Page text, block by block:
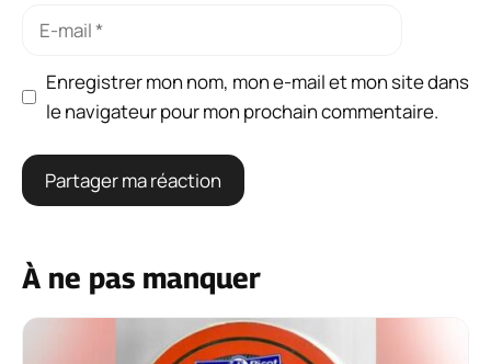
Enregistrer mon nom, mon e-mail et mon site dans
le navigateur pour mon prochain commentaire.
À ne pas manquer